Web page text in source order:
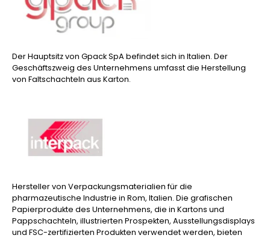
Der Hauptsitz von Gpack SpA befindet sich in Italien. Der
Geschäftszweig des Unternehmens umfasst die Herstellung
von Faltschachteln aus Karton.
Hersteller von Verpackungsmaterialien für die
pharmazeutische Industrie in Rom, Italien. Die grafischen
Papierprodukte des Unternehmens, die in Kartons und
Pappschachteln, illustrierten Prospekten, Ausstellungsdisplays
und FSC-zertifizierten Produkten verwendet werden, bieten